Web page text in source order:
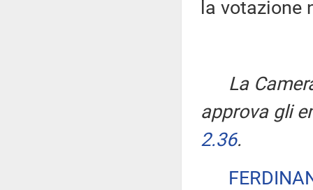
la votazione
La
approva gli
2.36.